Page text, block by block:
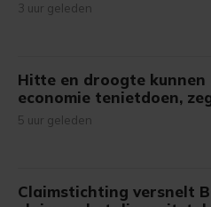
3 uur geleden
Hitte en droogte kunnen
economie tenietdoen,
5 uur geleden
Claimstichting versnelt